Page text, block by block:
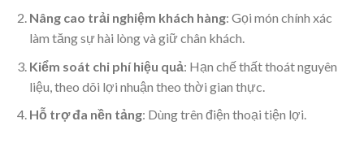
Nâng cao trải nghiệm khách hàng: Gọi món chính xác
làm tăng sự hài lòng và giữ chân khách.
Kiểm soát chi phí hiệu quả: Hạn chế thất thoát nguyên
liệu, theo dõi lợi nhuận theo thời gian thực.
Hỗ trợ đa nền tảng: Dùng trên điện thoại tiện lợi.